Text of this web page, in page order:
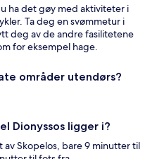
ha det gøy med aktiviteter i
Ta deg en svømmetur i
deg av de andre fasilitetene
for eksempel hage.
områder utendørs?
Dionyssos ligger i?
Skopelos, bare 9 minutter til